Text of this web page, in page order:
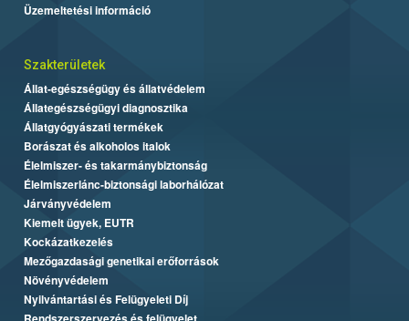
Üzemeltetési információ
Szakterületek
Állat-egészségügy és állatvédelem
Állategészségügyi diagnosztika
Állatgyógyászati termékek
Borászat és alkoholos italok
Élelmiszer- és takarmánybiztonság
Élelmiszerlánc-biztonsági laborhálózat
Járványvédelem
Kiemelt ügyek, EUTR
Kockázatkezelés
Mezőgazdasági genetikai erőforrások
Növényvédelem
Nyilvántartási és Felügyeleti Díj